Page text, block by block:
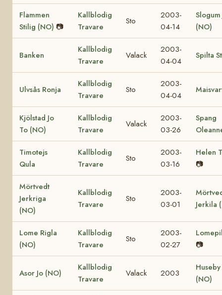
Flammen
Stilig (NO) 📷
Kallblodig
Travare
Sto
2003-
04-14
(NO)
Banken
Kallblodig
Travare
Valack
2003-
04-04
Spilta
Ulvsås Ronja
Kallblodig
Travare
Sto
2003-
04-04
Kjölstad Jo
To (NO)
Kallblodig
Travare
Valack
2003-
03-26
Spang
Timotejs
Qula
Kallblodig
Travare
Sto
2003-
03-16
Helen
📷
Mörtvedt
Jerkriga
(NO)
Kallblodig
Travare
Sto
2003-
03-01
Jerkila
Lome Rigla
(NO)
Kallblodig
Travare
Sto
2003-
02-27
📷
Asor Jo (NO)
Kallblodig
Travare
Valack 2003
(NO)